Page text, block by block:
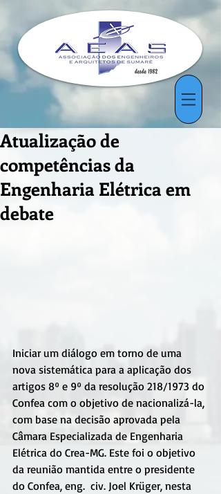
Atualização de
competências da
Engenharia Elétrica em
debate
Iniciar um diálogo em torno de uma
nova sistemática para a aplicação dos
artigos 8º e 9º da resolução 218/1973 do
Confea com o objetivo de nacionalizá-la,
com base na decisão aprovada pela
Câmara Especializada de Engenharia
Elétrica do Crea-MG. Este foi o objetivo
da reunião mantida entre o presidente
do Confea, eng.  civ. Joel Krüger, nesta